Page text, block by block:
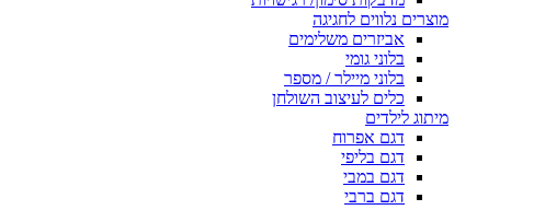
מוצרים נלווים לחגיגה
אביזרים משלימים
בלוני גומי
בלוני מיילר / מספר
כלים לעיצוב השולחן
מיתוג לילדים
דגם אפרוח
דגם בליפי
דגם במבי
דגם ברבי